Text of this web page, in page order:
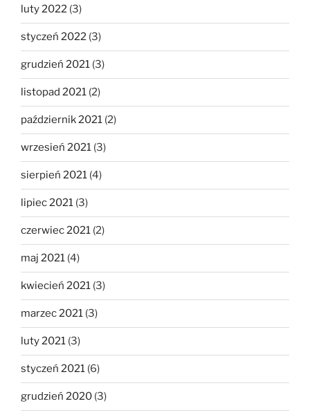
luty 2022 (3)
styczeń 2022 (3)
grudzień 2021 (3)
listopad 2021 (2)
październik 2021 (2)
wrzesień 2021 (3)
sierpień 2021 (4)
lipiec 2021 (3)
czerwiec 2021 (2)
maj 2021 (4)
kwiecień 2021 (3)
marzec 2021 (3)
luty 2021 (3)
styczeń 2021 (6)
grudzień 2020 (3)